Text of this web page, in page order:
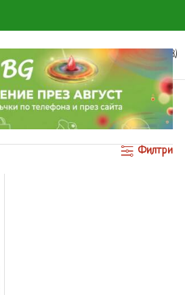
0
0.00€ (0.00 ЛВ.)
80M
Филтри